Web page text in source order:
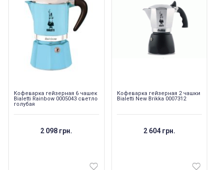
Кофеварка гейзерная 6 чашек
Bialetti Rainbow 0005043 светло
голубая
2 098 грн.
Кофеварка гейзерная 2 чашки
Bialetti New Brikka 0007312
2 604 грн.